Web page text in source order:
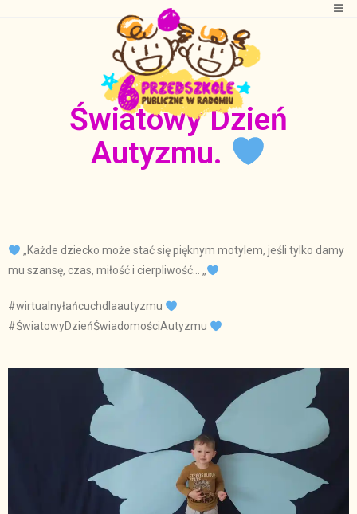
Światowy Dzień
Autyzmu.
„Każde dziecko może stać się pięknym motylem, jeśli tylko damy
mu szansę, czas, miłość i cierpliwość… „
#wirtualnyłańcuchdlaautyzmu
#ŚwiatowyDzieńŚwiadomościAutyzmu